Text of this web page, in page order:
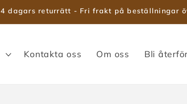
dagars returrätt - Fri frakt på beställningar
Kontakta oss Om oss Bli